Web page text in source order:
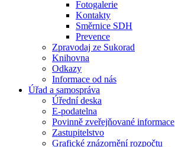
Fotogalerie
Kontakty
Směrnice SDH
Prevence
Zpravodaj ze Sukorad
Knihovna
Odkazy
Informace od nás
Úřad a samospráva
Úřední deska
E-podatelna
Povinně zveřejňované informace
Zastupitelstvo
Grafické znázornění rozpočtu